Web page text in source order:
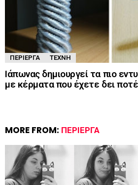
ΠΕΡΊΕΡΓΑ ΤΈΧΝΗ
Ιάπωνας δημιουργεί τα πιο
με κέρματα που έχετε δει
MORE FROM: ΠΕΡΊΕΡΓΑ